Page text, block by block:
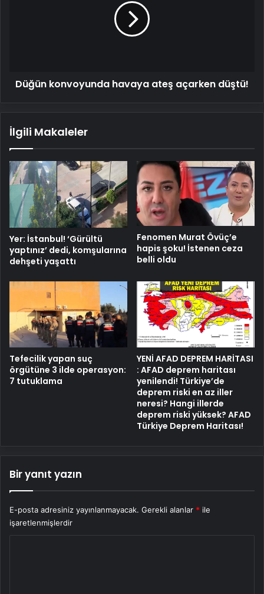
Düğün konvoyunda havaya ateş açarken düştü!
İlgili Makaleler
Yer: İstanbul! ‘Gürültü
yaptınız’ dedi, komşularına
dehşeti yaşattı
Fenomen Murat Övüç’e
hapis şoku! İstenen ceza
belli oldu
Tefecilik yapan suç
örgütüne 3 ilde operasyon:
7 tutuklama
YENİ AFAD DEPREM HARİTASI
: AFAD deprem haritası
yenilendi! Türkiye’de
deprem riski en az iller
neresi? Hangi illerde
deprem riski yüksek? AFAD
Türkiye Deprem Haritası!
Bir yanıt yazın
E-posta adresiniz yayınlanmayacak. Gerekli alanlar * ile
işaretlenmişlerdir